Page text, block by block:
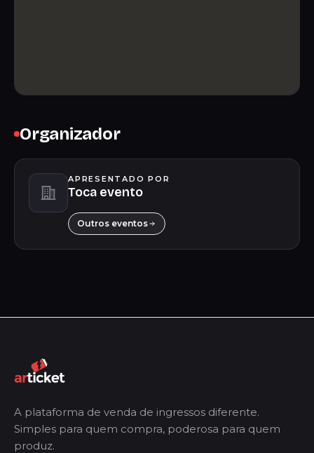
Organizador
APRESENTADO POR
Toca evento
Outros eventos
A plataforma de venda de ingressos diferente.
Simples para quem compra, poderosa para quem
produz.